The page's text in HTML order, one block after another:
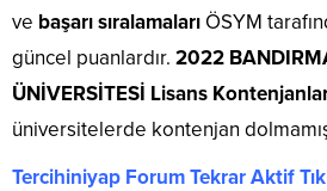
ve başarı sıralamaları ÖSYM
güncel puanlardır. 2022
ÜNİVERSİTESİ Lisans
üniversitelerde kontenjan
Tercihiniyap Forum Tekrar Aktif